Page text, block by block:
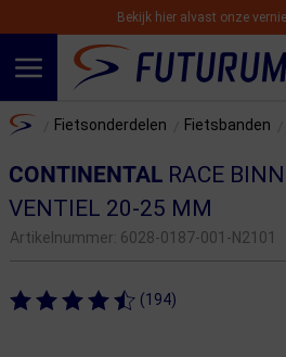
Bekijk hier alvast onze
Home Fietsonderdelen Fietsbanden
CONTINENTALRACE
VENTIEL 20-25 MM
Artikelnummer: 6028-0187-001-N2101
(194)